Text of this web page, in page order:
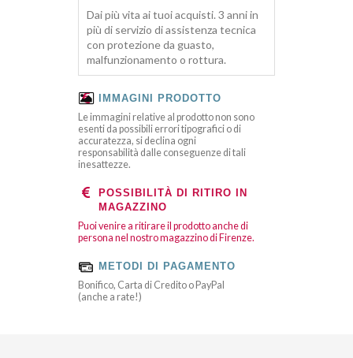
Dai più vita ai tuoi acquisti. 3 anni in
più di servizio di assistenza tecnica
con protezione da guasto,
malfunzionamento o rottura.
IMMAGINI PRODOTTO
Le immagini relative al prodotto non sono
esenti da possibili errori tipografici o di
accuratezza, si declina ogni
responsabilità dalle conseguenze di tali
inesattezze.
POSSIBILITÀ DI RITIRO IN
MAGAZZINO
Puoi venire a ritirare il prodotto anche di
persona nel nostro magazzino di Firenze.
METODI DI PAGAMENTO
Bonifico, Carta di Credito o PayPal
(anche a rate!)